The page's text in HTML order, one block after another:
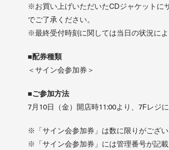
※お買い上げいただいたCDジャケットに
でご了承ください。
※最終受付時刻に関しては当日の状況に
■配券種類
＜サイン会参加券＞
■ご参加方法
7月10日（金）開店時11:00より、7Fレジ
※「サイン会参加券」は数に限りがござ
※「サイン会参加券」には管理番号が記